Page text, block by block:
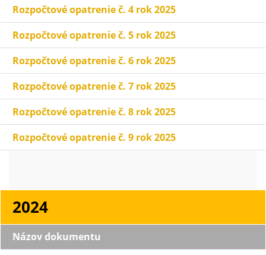
Rozpočtové opatrenie č. 4 rok 2025
Rozpočtové opatrenie č. 5 rok 2025
Rozpočtové opatrenie č. 6 rok 2025
Rozpočtové opatrenie č. 7 rok 2025
Rozpočtové opatrenie č. 8 rok 2025
Rozpočtové opatrenie č. 9 rok 2025
2024
Názov dokumentu